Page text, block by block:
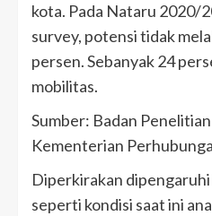
kota. Pada Nataru 2020/
survey, potensi tidak
persen. Sebanyak 24
mobilitas.
Sumber: Badan
Kementerian
Diperkirakan
seperti kondisi saat ini